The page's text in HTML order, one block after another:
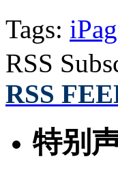
Tags:
RSS
RSS
特别